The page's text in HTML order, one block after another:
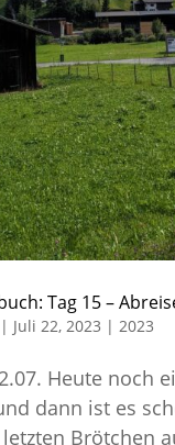
Tag 15 –
| Juli 22, 2023 | 2023
Heute noch
dann ist es
Brötchen